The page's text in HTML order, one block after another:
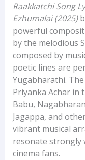
Raakkatchi Song
Ezhumalai (2025)
powerful
by the melodious
composed by
poetic lines are
Yugabharathi.
Priyanka Achar in
Babu,
Jagappa, and
vibrant musical
resonate strongly
cinema fans.